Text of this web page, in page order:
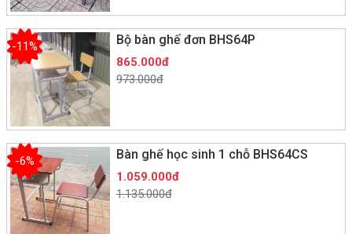
Bộ bàn ghế đơn BHS64P
-11%
865.000đ
973.000đ
Bàn ghế học sinh 1 chỗ BHS64CS
-6%
1.059.000đ
1.135.000đ